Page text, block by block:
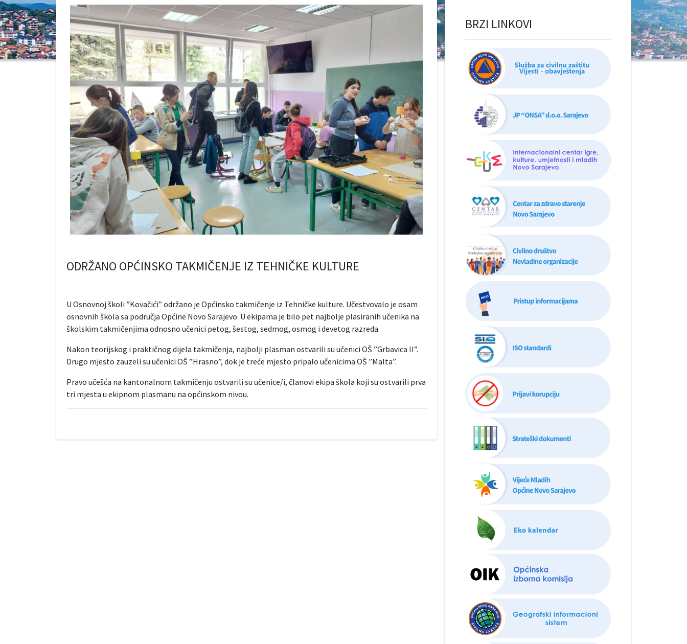
ODRŽANO OPĆINSKO TAKMIČENJE IZ TEHNIČKE KULTURE
U Osnovnoj školi ”Kovačići” održano je Općinsko takmičenje iz Tehničke kulture. Učestvovalo je osam
osnovnih škola sa područja Općine Novo Sarajevo. U ekipama je bilo pet najbolje plasiranih učenika na
školskim takmičenjima odnosno učenici petog, šestog, sedmog, osmog i devetog razreda.
Nakon teorijskog i praktičnog dijela takmičenja, najbolji plasman ostvarili su učenici OŠ ”Grbavica II”.
Drugo mjesto zauzeli su učenici OŠ ”Hrasno”, dok je treće mjesto pripalo učenicima OŠ ”Malta”.
Pravo učešća na kantonalnom takmičenju ostvarili su učenice/i, članovi ekipa škola koji su ostvarili prva
tri mjesta u ekipnom plasmanu na općinskom nivou.
BRZI LINKOVI